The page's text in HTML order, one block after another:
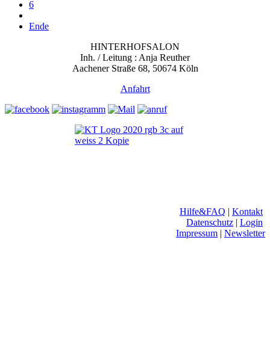
6
Ende
HINTERHOFSALON
Inh. / Leitung : Anja Reuther
Aachener Straße 68, 50674 Köln
Anfahrt
Hilfe&FAQ | Kontakt
Datenschutz | Login
Impressum | Newsletter